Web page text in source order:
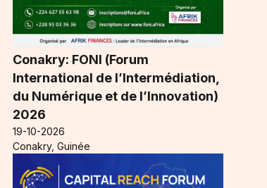
Conakry: FONI (Forum
International de l’Intermédiation,
du Numérique et de l’Innovation)
2026
19-10-2026
Conakry, Guinée